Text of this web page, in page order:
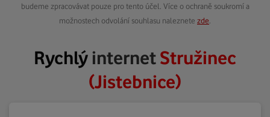
budeme zpracovávat pouze pro tento účel. Více o ochraně soukromí a
možnostech odvolání souhlasu naleznete zde
RychlýinternetStružinec
(Jistebnice)